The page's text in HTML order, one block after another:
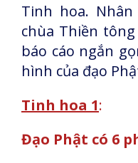
Tinh hoa.
chùa Thiền
báo cáo ngắn
hình của đạo
Tinh hoa 1:
Đạo Phật có 6